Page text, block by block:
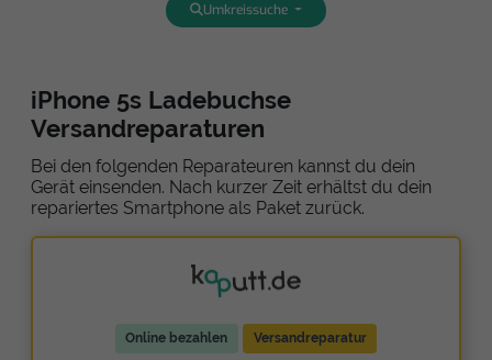
Umkreissuche
iPhone 5s Ladebuchse
Versandreparaturen
Bei den folgenden Reparateuren kannst du dein
Gerät einsenden. Nach kurzer Zeit erhältst du dein
repariertes Smartphone als Paket zurück.
Online bezahlen Versandreparatur